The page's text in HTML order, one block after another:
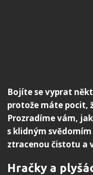
Bojíte se vyprat
protože máte pocit,
Prozradíme vám,
s klidným
ztracenou čistotu a
Hračky a